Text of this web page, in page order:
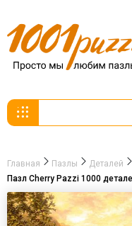
Главная Пазлы Деталей
Пазл Cherry Pazzi 1000